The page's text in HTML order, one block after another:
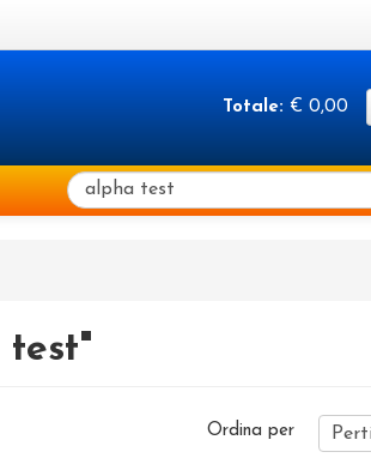
Totale: € 0,00
test"
Ordina per